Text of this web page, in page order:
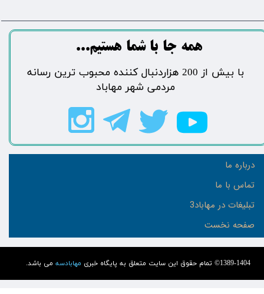
1389-1404© تمام حقوق این سایت متعلق به پایگاه خبری مهابادسه می باشد.
درباره ما
تماس با ما
تبلیغات در مهاباد3
صفحه نخست
​​​همه جا با شما هستیم...​​​​​​​​​​​​​​
​با بیش از 200 هزاردنبال کننده محبوب ترین رسانه
مردمی شهر مهاباد​​​​​​​​​​​​​​